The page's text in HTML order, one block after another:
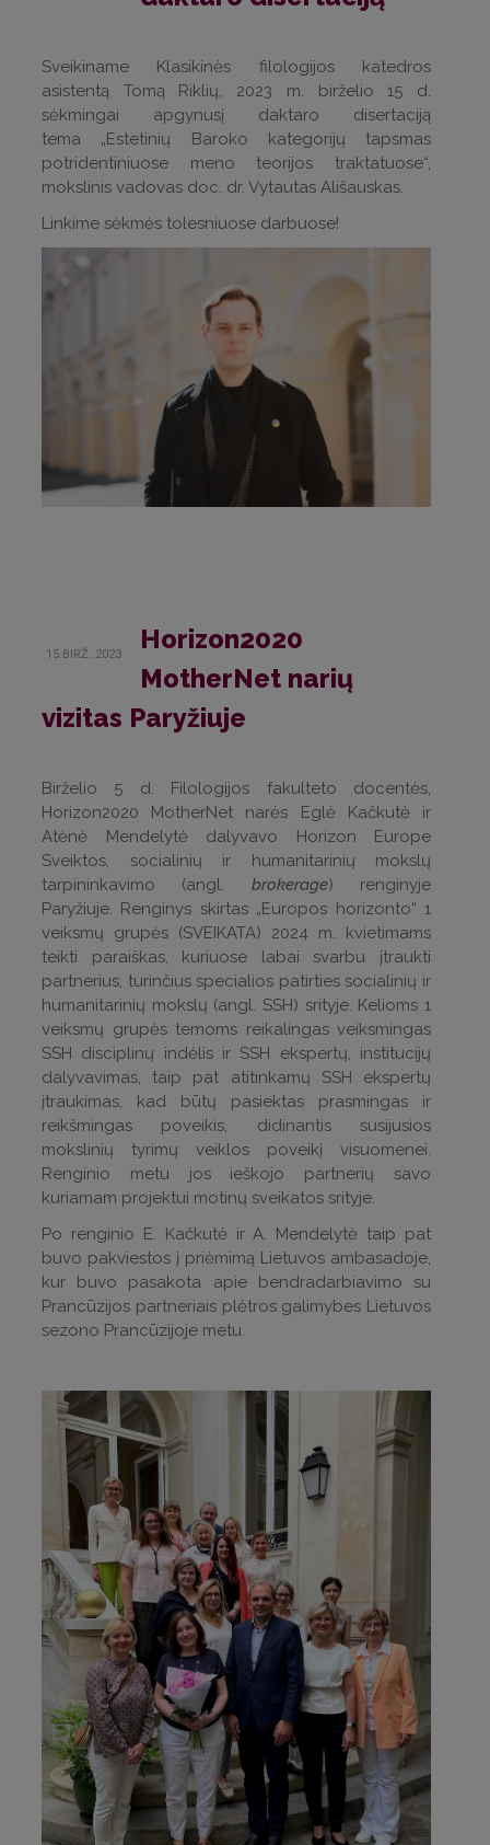
Sveikiname Klasikinės filologijos katedros
asistentą Tomą Riklių, 2023 m. birželio 15 d.
sėkmingai apgynusį daktaro disertaciją
tema „Estetinių Baroko kategorijų tapsmas
potridentiniuose meno teorijos traktatuose“,
mokslinis vadovas doc. dr. Vytautas Ališauskas.
Linkime sėkmės tolesniuose darbuose!
15.BIRŽ..2023
Horizon2020
MotherNet narių
vizitas Paryžiuje
Birželio 5 d. Filologijos fakulteto docentės,
Horizon2020 MotherNet narės Eglė Kačkutė ir
Atėnė Mendelytė dalyvavo Horizon Europe
Sveiktos, socialinių ir humanitarinių mokslų
tarpininkavimo (angl. brokerage) renginyje
Paryžiuje. Renginys skirtas „Europos horizonto“ 1
veiksmų grupės (SVEIKATA) 2024 m. kvietimams
teikti paraiškas, kuriuose labai svarbu įtraukti
partnerius, turinčius specialios patirties socialinių ir
humanitarinių mokslų (angl. SSH) srityje. Kelioms 1
veiksmų grupės temoms reikalingas veiksmingas
SSH disciplinų indėlis ir SSH ekspertų, institucijų
dalyvavimas, taip pat atitinkamų SSH ekspertų
įtraukimas, kad būtų pasiektas prasmingas ir
reikšmingas poveikis, didinantis susijusios
mokslinių tyrimų veiklos poveikį visuomenei.
Renginio metu jos ieškojo partnerių savo
kuriamam projektui motinų sveikatos srityje.
Po renginio E. Kačkutė ir A. Mendelytė taip pat
buvo pakviestos į priėmimą Lietuvos ambasadoje,
kur buvo pasakota apie bendradarbiavimo su
Prancūzijos partneriais plėtros galimybes Lietuvos
sezono Prancūzijoje metu.